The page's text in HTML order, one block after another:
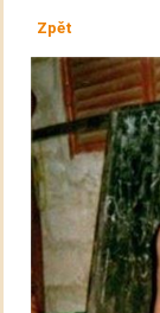
Zpět